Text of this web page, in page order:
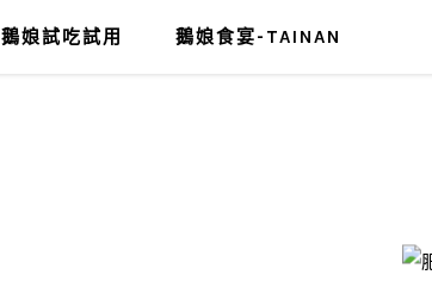
鵝娘試吃試用 鵝娘食宴-TAINAN
肥油太厚-鵝娘的後宮